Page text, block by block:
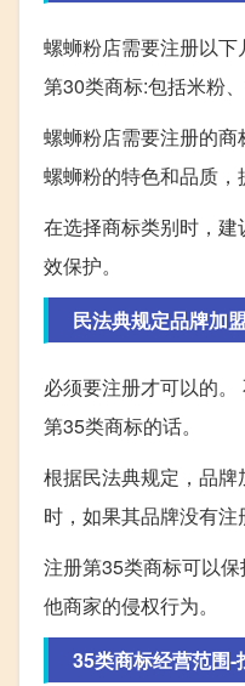
螺蛳粉店需要注册以下
第30类商标:包括米粉、
螺蛳粉店需要注册的
螺蛳粉的特色和品质，
在选择商标类别时，
效保护。
民法典规定品牌加
必须要注册才可以的。
第35类商标的话。
根据民法典规定，品
时，如果其品牌没有注
注册第35类商标可以
他商家的侵权行为。
35类商标经营范围-